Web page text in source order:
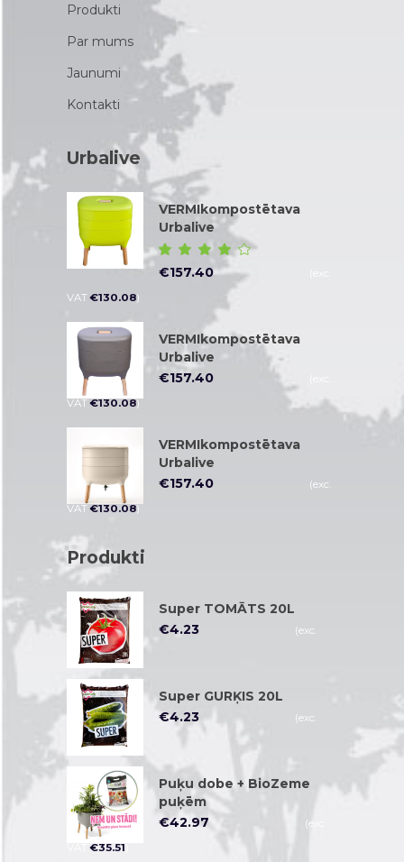
Produkti
Par mums
Jaunumi
Kontakti
Urbalive
VERMIkompostētava
Urbalive
4.00
€157.40
VAT€130.08)
VERMIkompostētava
Urbalive
€157.40
VAT€130.08)
VERMIkompostētava
Urbalive
€157.40
(exc.
VAT€130.08)
Produkti
Super TOMĀTS 20L
€4.23
(exc.
VAT€3.50)
Super GURĶIS 20L
€4.23
(exc.
VAT€3.50)
Puķu dobe + BioZeme
puķēm
€42.97
(exc.
VAT€35.51